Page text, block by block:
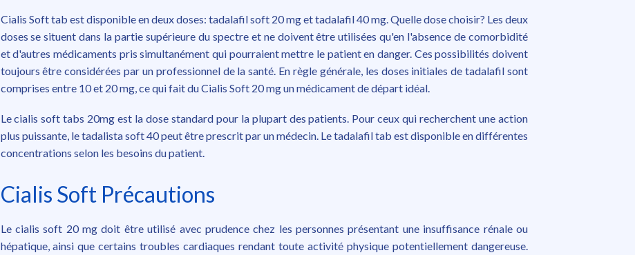
Cialis Soft tab est disponible en deux doses: tadalafil soft 20 mg et tadalafil 40 mg. Quelle dose choisir? Les deux
doses se situent dans la partie supérieure du spectre et ne doivent être utilisées qu'en l'absence de comorbidité
et d'autres médicaments pris simultanément qui pourraient mettre le patient en danger. Ces possibilités doivent
toujours être considérées par un professionnel de la santé. En règle générale, les doses initiales de tadalafil sont
comprises entre 10 et 20 mg, ce qui fait du Cialis Soft 20 mg un médicament de départ idéal.
Le cialis soft tabs 20mg est la dose standard pour la plupart des patients. Pour ceux qui recherchent une action
plus puissante, le tadalista soft 40 peut être prescrit par un médecin. Le tadalafil tab est disponible en différentes
concentrations selon les besoins du patient.
Cialis Soft Précautions
Le cialis soft 20 mg doit être utilisé avec prudence chez les personnes présentant une insuffisance rénale ou
hépatique, ainsi que certains troubles cardiaques rendant toute activité physique potentiellement dangereuse.